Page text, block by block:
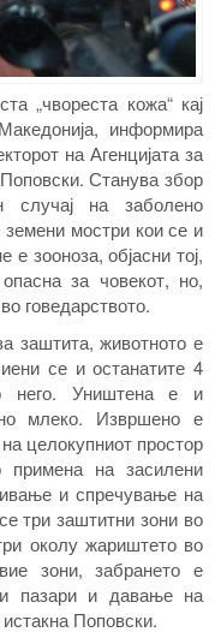
„чвореста кожа“ кај
информира
на Агенцијата за
Станува збор
случај на заболено
мостри кои се и
е зооноза, објасни тој,
за човекот, но,
говедарството.
заштита, животното е
се и останатите 4
него. Уништена е и
млеко. Извршено е
целокупниот простор
примена на засилени
и спречување на
три заштитни зони во
околу жариштето во
зони, забрането е
пазари и давање на
Поповски.